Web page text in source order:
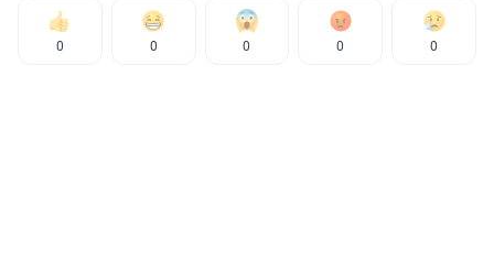
0 0 0 0 0